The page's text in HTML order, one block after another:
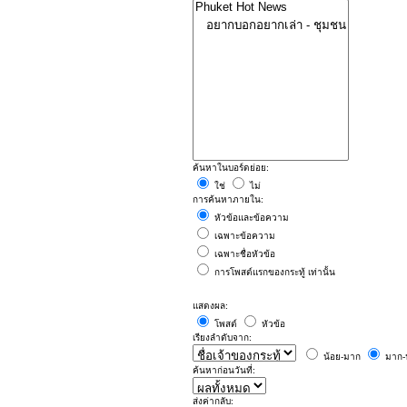
ค้นหาในบอร์ดย่อย:
ใช่
ไม่
การค้นหาภายใน:
หัวข้อและข้อความ
เฉพาะข้อความ
เฉพาะชื่อหัวข้อ
การโพสต์แรกของกระทู้ เท่านั้น
แสดงผล:
โพสต์
หัวข้อ
เรียงลำดับจาก:
น้อย-มาก
มาก
ค้นหาก่อนวันที่:
ส่งค่ากลับ: